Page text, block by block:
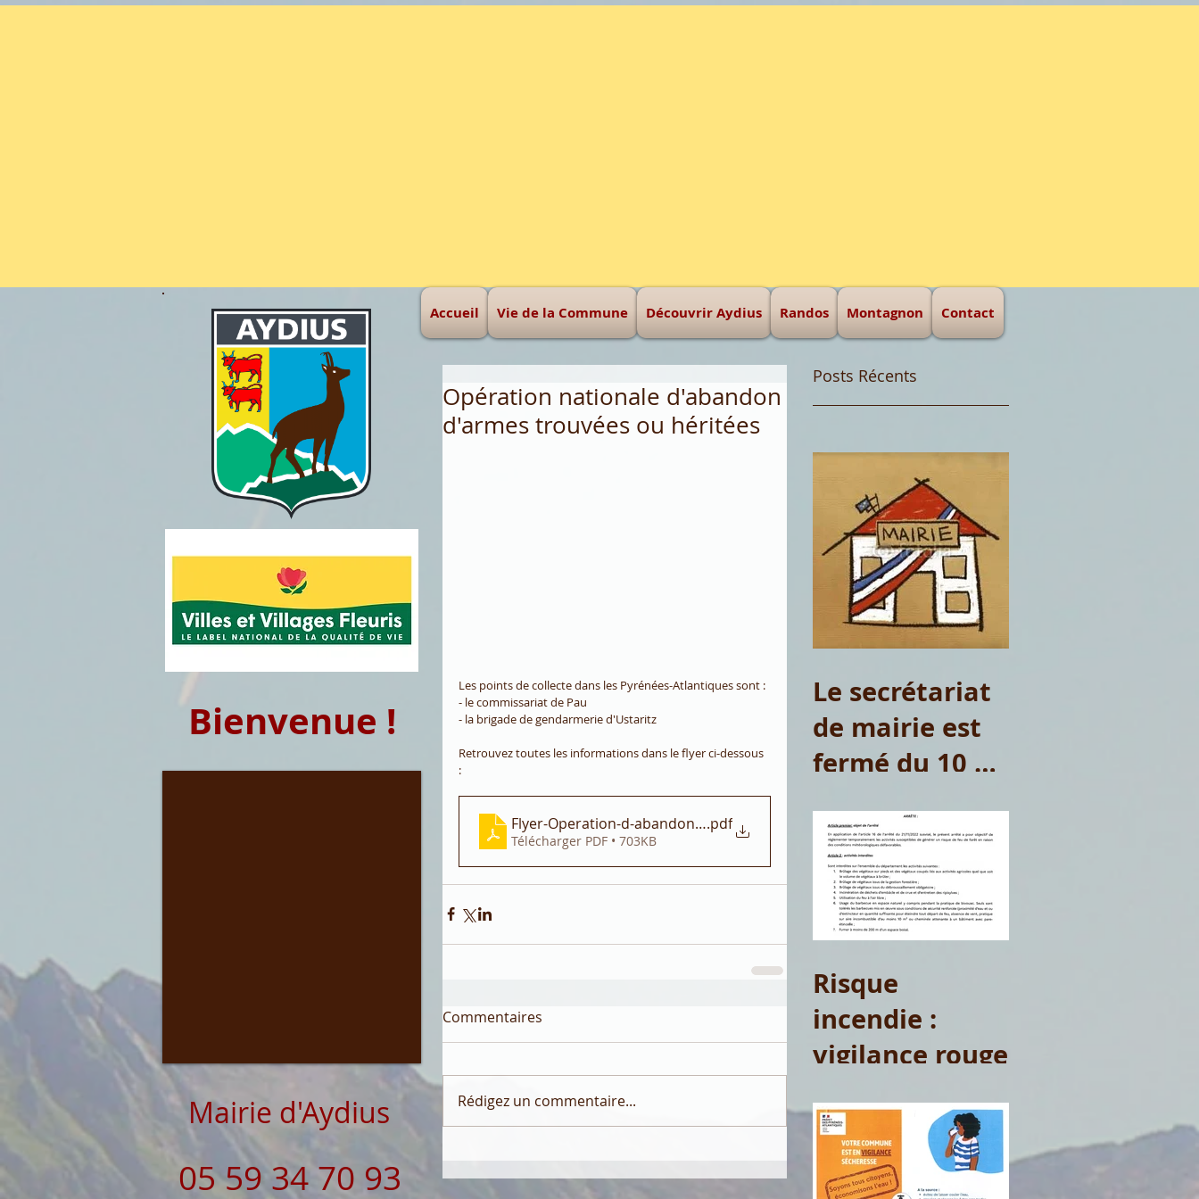
Accueil Vie de la Commune Découvrir Aydius Randos Montagnon Contact
Opération nationale d'abandon
d'armes trouvées ou héritées
Les points de collecte dans les Pyrénées-Atlantiques sont :
- le commissariat de Pau
- la brigade de gendarmerie d'Ustaritz
Retrouvez toutes les informations dans le flyer ci-dessous
:
Flyer-Operation-d-abandon-d-armes-a-l-Etat(1)
.pdf
Télécharger PDF • 703KB
Commentaires
Rédigez un commentaire...
Posts Récents
Le secrétariat
de mairie est
fermé du 10 au
Risque
incendie :
vigilance rouge
Bienvenue !
05 59 34 70 93
Mairie d'Aydius